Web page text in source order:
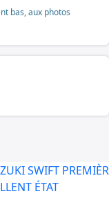
bas, aux photos